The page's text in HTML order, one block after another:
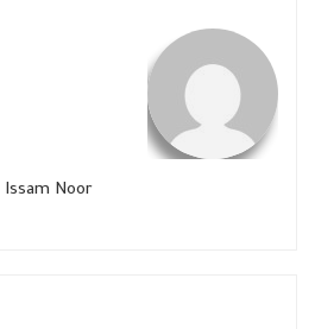
Issam Noor